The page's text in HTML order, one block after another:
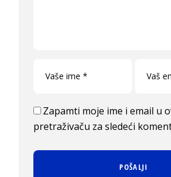
Zapamti moje ime i email u
pretraživaču za sledeći